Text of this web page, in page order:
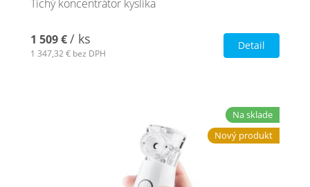
Tichý koncentrátor kyslíka
1 509 €/ ks
1 347,32 € bez DPH
Detail
Na sklade
Nový produkt